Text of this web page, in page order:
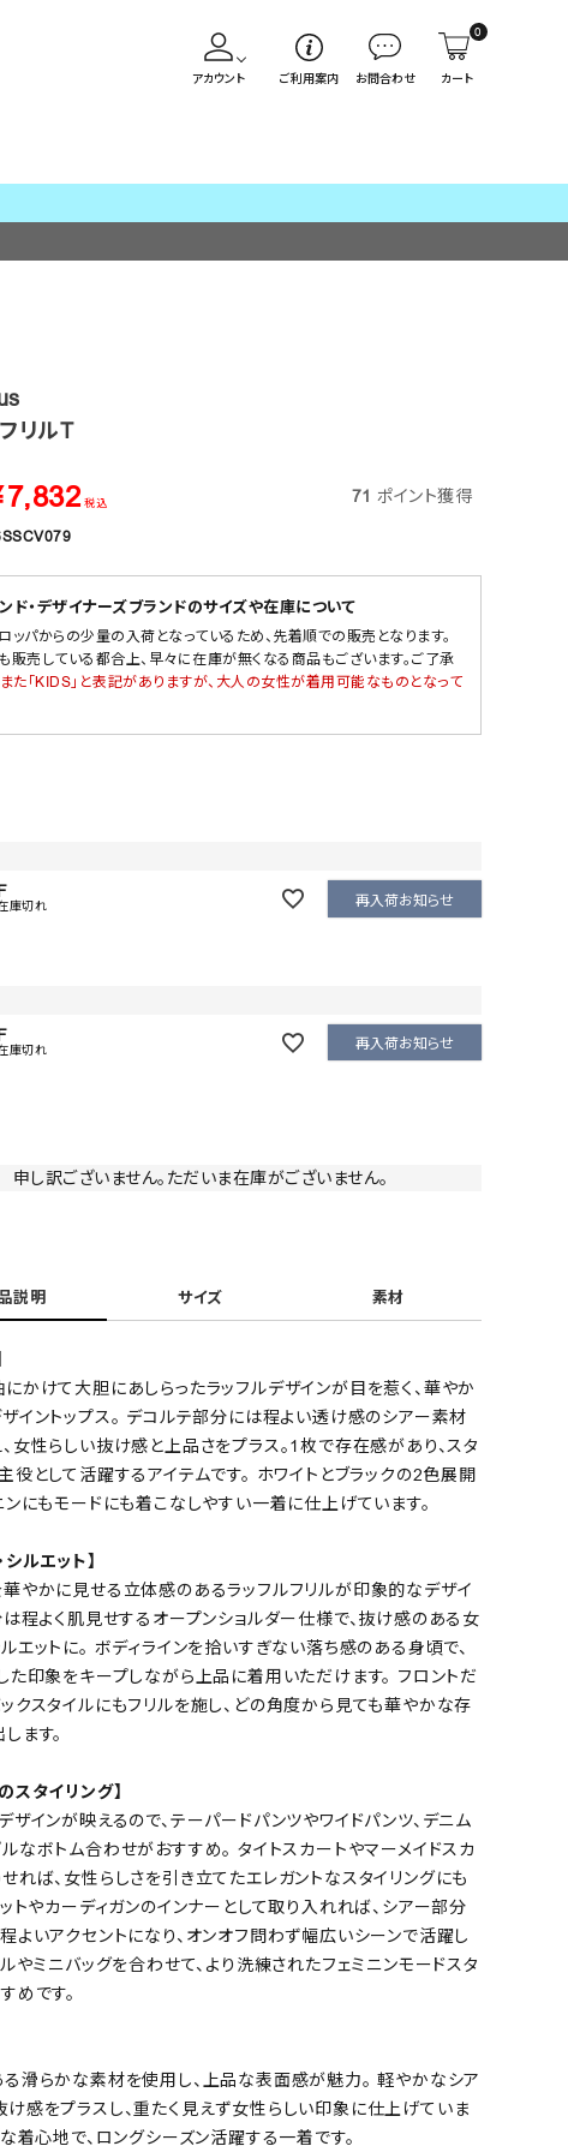
アカウント ご利用案内 お問合わせ
0
カート
リルT
7,832 税込 71 ポイント獲得
ド・デザイナーズブランドのサイズや在庫について
ッパからの少量の入荷となっているため、先着順での販売となります。
販売している都合上、早々に在庫が無くなる商品もございます。ご了承
また「KIDS」と表記がありますが、大人の女性が着用可能なものとなって
庫切れ 再入荷お知らせ
庫切れ 再入荷お知らせ
申し訳ございません。ただいま在庫がございません。
説明 サイズ 素材
かけて大胆にあしらったラッフルデザインが目を惹く、華やか
イントップス。 デコルテ部分には程よい透け感のシアー素材
女性らしい抜け感と上品さをプラス。1枚で存在感があり、スタ
役として活躍するアイテムです。 ホワイトとブラックの2色展開
ンにもモードにも着こなしやすい一着に仕上げています。
シルエット】
やかに見せる立体感のあるラッフルフリルが印象的なデザイ
は程よく肌見せするオープンショルダー仕様で、抜け感のある女
エットに。 ボディラインを拾いすぎない落ち感のある身頃で、
た印象をキープしながら上品に着用いただけます。 フロントだ
クスタイルにもフリルを施し、どの角度から見ても華やかな存
ます。
スタイリング】
ザインが映えるので、テーパードパンツやワイドパンツ、デニム
なボトム合わせがおすすめ。 タイトスカートやマーメイドスカ
れば、女性らしさを引き立てたエレガントなスタイリングにも
トやカーディガンのインナーとして取り入れれば、シアー部分
よいアクセントになり、オンオフ問わず幅広いシーンで活躍し
ルやミニバッグを合わせて、より洗練されたフェミニンモードスタ
めです。
滑らかな素材を使用し、上品な表面感が魅力。 軽やかなシア
感をプラスし、重たく見えず女性らしい印象に仕上げていま
着心地で、ロングシーズン活躍する一着です。